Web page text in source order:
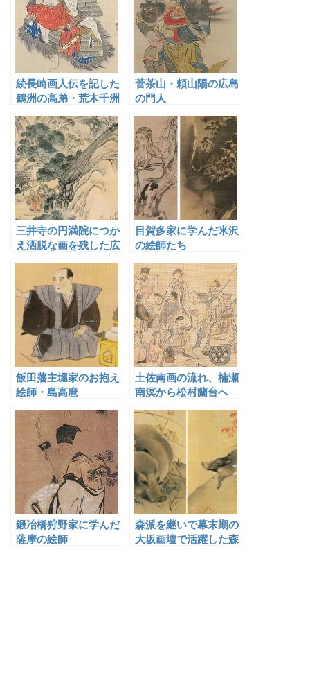
続長崎画人伝を記した
鶴洲の高弟・荒木千洲
とその画系
菅茶山・頼山陽の広島
の門人
三井寺の円満院につか
え洒脱な画を残した広
瀬柏園
目賀多家に学んだ米沢
の絵師たち
飯田藩主堀家のお抱え
絵師・島高麿
土佐南画の流れ、楠瀬
南溟から松村蘭台へ
鍛冶橋狩野家に学んだ
薩摩の絵師
森派を継いで幕末期の
大坂画壇で活躍した森